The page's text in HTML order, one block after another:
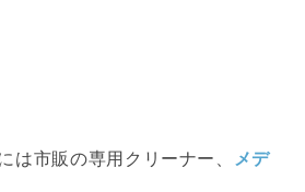
市販の専用クリーナー、 メデ